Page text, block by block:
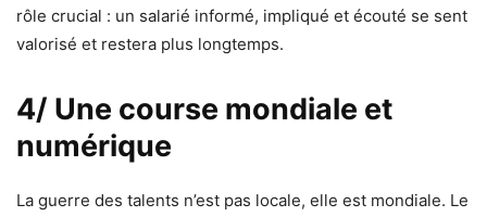
rôle crucial : un salarié informé, impliqué et écouté se sent
valorisé et restera plus longtemps.
4/ Une course mondiale et
numérique
La guerre des talents n’est pas locale, elle est mondiale. Le